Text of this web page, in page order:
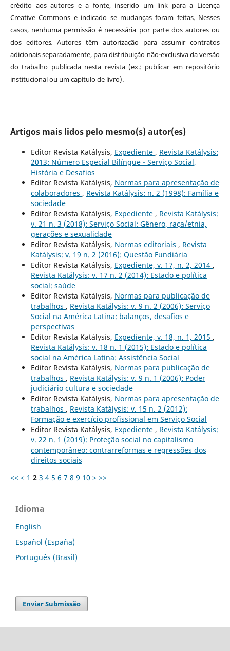
crédito aos autores e a fonte, inserido um link para a Licença
Creative Commons e indicado se mudanças foram feitas. Nesses
casos, nenhuma permissão é necessária por parte dos autores ou
dos editores.Autores têm autorização para assumir contratos
adicionais separadamente, para distribuição não-exclusiva da versão
do trabalho publicada nesta revista (ex.: publicar em repositório
institucional ou um capítulo de livro).
Artigos mais lidos pelo mesmo(s) autor(es)
Editor Revista Katálysis, Expediente , Revista Katálysis:
2013: Número Especial Bilíngue - Serviço Social,
História e Desafios
Editor Revista Katálysis, Normas para apresentação de
colaboradores , Revista Katálysis: n. 2 (1998): Família e
sociedade
Editor Revista Katálysis, Expediente , Revista Katálysis:
v. 21 n. 3 (2018): Serviço Social: Gênero, raça/etnia,
gerações e sexualidade
Editor Revista Katálysis, Normas editoriais , Revista
Katálysis: v. 19 n. 2 (2016): Questão Fundiária
Editor Revista Katálysis, Expediente, v. 17, n. 2, 2014 ,
Revista Katálysis: v. 17 n. 2 (2014): Estado e política
social: saúde
Editor Revista Katálysis, Normas para publicação de
trabalhos , Revista Katálysis: v. 9 n. 2 (2006): Serviço
Social na América Latina: balanços, desafios e
perspectivas
Editor Revista Katálysis, Expediente, v. 18, n. 1, 2015 ,
Revista Katálysis: v. 18 n. 1 (2015): Estado e política
social na América Latina: Assistência Social
Editor Revista Katálysis, Normas para publicação de
trabalhos , Revista Katálysis: v. 9 n. 1 (2006): Poder
judiciário cultura e sociedade
Editor Revista Katálysis, Normas para apresentação de
trabalhos , Revista Katálysis: v. 15 n. 2 (2012):
Formação e exercício profissional em Serviço Social
Editor Revista Katálysis, Expediente , Revista Katálysis:
v. 22 n. 1 (2019): Proteção social no capitalismo
contemporâneo: contrarreformas e regressões dos
direitos sociais
<< < 1 2 3 4 5 6 7 8 9 10 > >>
Idioma
English
Español (España)
Português (Brasil)
Enviar Submissão